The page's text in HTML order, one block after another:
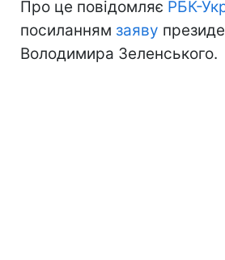
Про це повідомляє РБК-
посиланням заяву
Володимира Зеленського.